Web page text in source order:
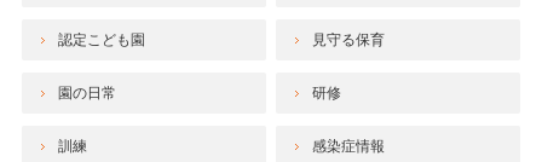
認定こども園 見守る保育
園の日常 研修
訓練 感染症情報